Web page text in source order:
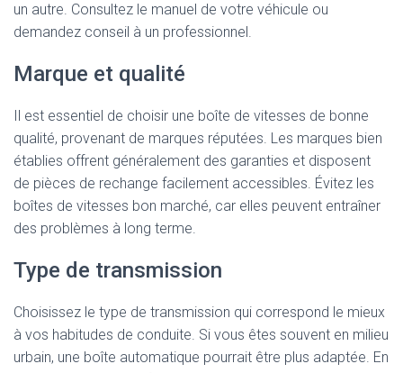
un autre. Consultez le manuel de votre véhicule ou
demandez conseil à un professionnel.
Marque et qualité
Il est essentiel de choisir une boîte de vitesses de bonne
qualité, provenant de marques réputées. Les marques bien
établies offrent généralement des garanties et disposent
de pièces de rechange facilement accessibles. Évitez les
boîtes de vitesses bon marché, car elles peuvent entraîner
des problèmes à long terme.
Type de transmission
Choisissez le type de transmission qui correspond le mieux
à vos habitudes de conduite. Si vous êtes souvent en milieu
urbain, une boîte automatique pourrait être plus adaptée. En